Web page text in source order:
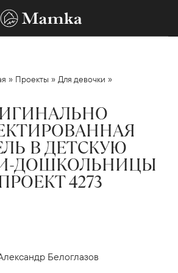
» Проекты » Для девочки »
В ДЕТСКУЮ
ДОШКОЛЬНИЦЫ
4273
Белоглазов